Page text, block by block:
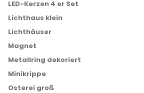
LED-Kerzen 4 er Set
Lichthaus klein
Lichthäuser
Magnet
Metallring dekoriert
Minikrippe
Osterei groß